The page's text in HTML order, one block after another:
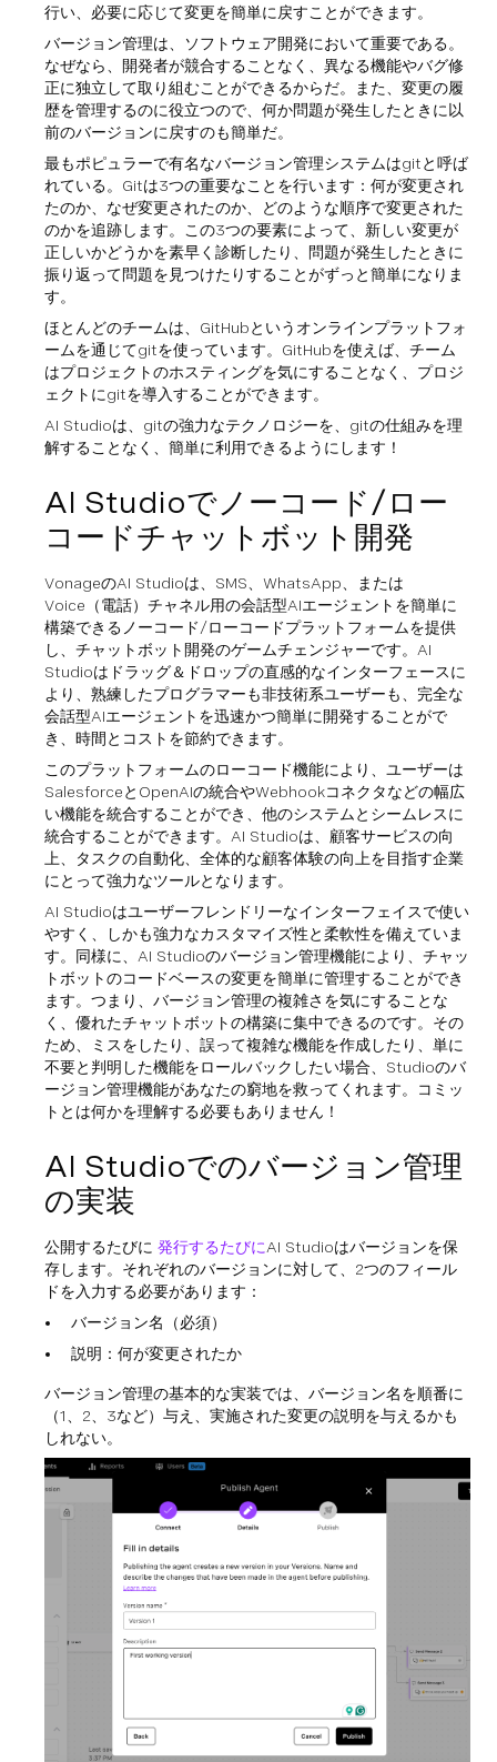
行い、必要に応じて変更を簡単に戻すことができます。
バージョン管理は、ソフトウェア開発において重要である。
なぜなら、開発者が競合することなく、異なる機能やバグ修
正に独立して取り組むことができるからだ。また、変更の履
歴を管理するのに役立つので、何か問題が発生したときに以
前のバージョンに戻すのも簡単だ。
最もポピュラーで有名なバージョン管理システムはgitと呼ば
れている。Gitは3つの重要なことを行います：何が変更され
たのか、なぜ変更されたのか、どのような順序で変更された
のかを追跡します。この3つの要素によって、新しい変更が
正しいかどうかを素早く診断したり、問題が発生したときに
振り返って問題を見つけたりすることがずっと簡単になりま
す。
ほとんどのチームは、GitHubというオンラインプラットフォ
ームを通じてgitを使っています。GitHubを使えば、チーム
はプロジェクトのホスティングを気にすることなく、プロジ
ェクトにgitを導入することができます。
AI Studioは、gitの強力なテクノロジーを、gitの仕組みを理
解することなく、簡単に利用できるようにします！
AI Studioでノーコード/ロー
コードチャットボット開発
VonageのAI Studioは、SMS、WhatsApp、または
Voice（電話）チャネル用の会話型AIエージェントを簡単に
構築できるノーコード/ローコードプラットフォームを提供
し、チャットボット開発のゲームチェンジャーです。AI
Studioはドラッグ＆ドロップの直感的なインターフェースに
より、熟練したプログラマーも非技術系ユーザーも、完全な
会話型AIエージェントを迅速かつ簡単に開発することがで
き、時間とコストを節約できます。
このプラットフォームのローコード機能により、ユーザーは
SalesforceとOpenAIの統合やWebhookコネクタなどの幅広
い機能を統合することができ、他のシステムとシームレスに
統合することができます。AI Studioは、顧客サービスの向
上、タスクの自動化、全体的な顧客体験の向上を目指す企業
にとって強力なツールとなります。
AI Studioはユーザーフレンドリーなインターフェイスで使い
やすく、しかも強力なカスタマイズ性と柔軟性を備えていま
す。同様に、AI Studioのバージョン管理機能により、チャッ
トボットのコードベースの変更を簡単に管理することができ
ます。つまり、バージョン管理の複雑さを気にすることな
く、優れたチャットボットの構築に集中できるのです。その
ため、ミスをしたり、誤って複雑な機能を作成したり、単に
不要と判明した機能をロールバックしたい場合、Studioのバ
ージョン管理機能があなたの窮地を救ってくれます。コミッ
トとは何かを理解する必要もありません！
AI Studioでのバージョン管理
の実装
公開するたびに 発行するたびにAI Studioはバージョンを保
存します。それぞれのバージョンに対して、2つのフィール
ドを入力する必要があります：
バージョン名（必須）
説明：何が変更されたか
バージョン管理の基本的な実装では、バージョン名を順番に
（1、2、3など）与え、実施された変更の説明を与えるかも
しれない。